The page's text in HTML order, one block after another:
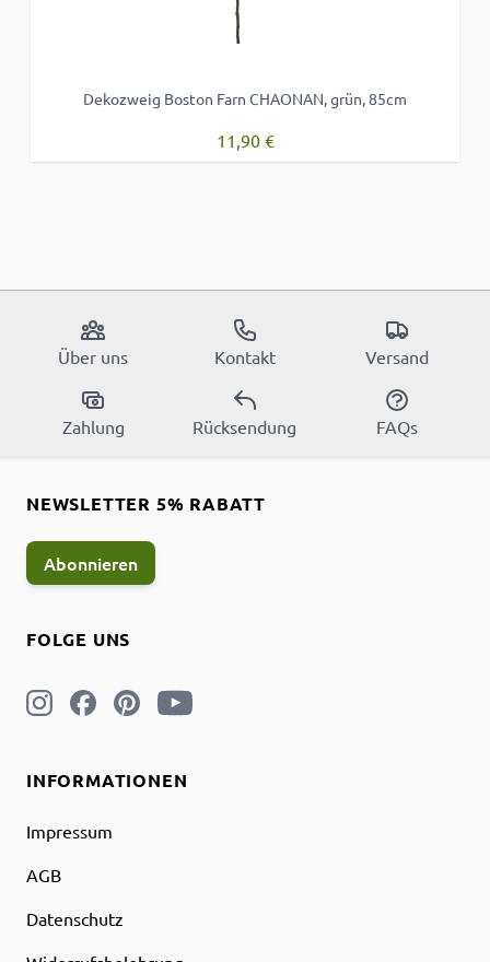
Dekozweig Boston Farn CHAONAN, grün, 85cm
11,90 €
Über uns Kontakt Versand
Zahlung Rücksendung FAQs
INFORMATIONEN
Impressum
AGB
Datenschutz
FOLGE UNS
NEWSLETTER 5% RABATT
Abonnieren